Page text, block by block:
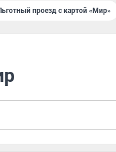
проезд с картой «Мир»